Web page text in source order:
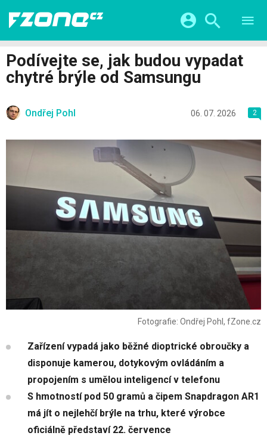
VIDEA
SERIÁLY
KATEGORIE
CHYTRÁ MĚSTA
ŽIVOT BUDOUCNOSTI
FINTECH
Facebook Google
Twitter Microsoft
Podívejte se, jak budou vypadat
chytré brýle od Samsungu
Ondřej Pohl 06. 07. 2026 2
Fotografie: Ondřej Pohl, fZone.cz
Zařízení vypadá jako běžné dioptrické obroučky a
disponuje kamerou, dotykovým ovládáním a
propojením s umělou inteligencí v telefonu
S hmotností pod 50 gramů a čipem Snapdragon AR1
má jít o nejlehčí brýle na trhu, které výrobce
oficiálně představí 22. července